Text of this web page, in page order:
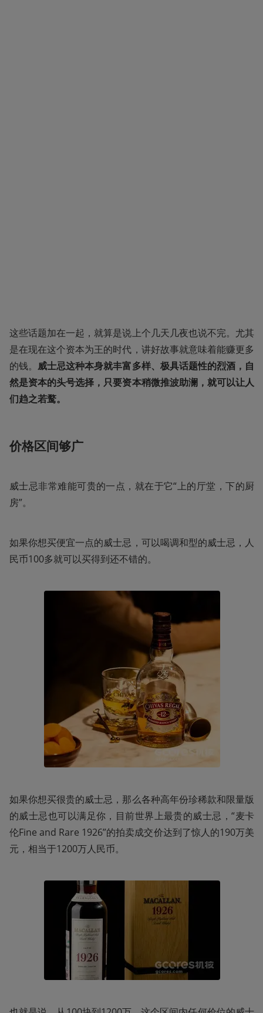
这些话题加在一起，就算是说上个几天几夜也说不完。尤其
是在现在这个资本为王的时代，讲好故事就意味着能赚更多
的钱。 威士忌这种本身就丰富多样、极具话题性的烈酒，自
然是资本的头号选择，只要资本稍微推波助澜，就可以让人
们趋之若鹜。
价格区间够广
威士忌非常难能可贵的一点，就在于它“上的厅堂，下的厨
房”。
如果你想买便宜一点的威士忌，可以喝调和型的威士忌，人
民币100多就可以买得到还不错的。
如果你想买很贵的威士忌，那么各种高年份珍稀款和限量版
的威士忌也可以满足你，目前世界上最贵的威士忌，“麦卡
伦Fine and Rare 1926”的拍卖成交价达到了惊人的190万美
元，相当于1200万人民币。